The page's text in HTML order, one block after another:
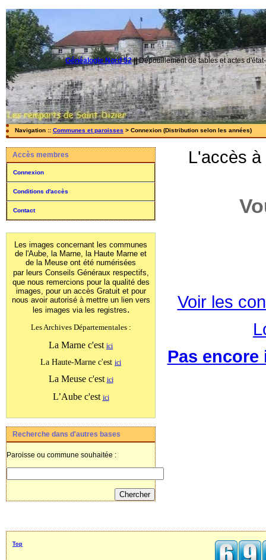
Généalogie Nord 52||Dépouillement de tables et actes
Navigation :: Communes et paroisses > Connexion (Distribution selon les années)
Accès membres
Connexion
Conditions d'accès
Contact
Les images concernant les communes
de l'Aube, la Marne, la Haute Marne et
de la Meuse ont été numérisées
par leurs Conseils Généraux respectifs,
que nous remercions pour la qualité des
images, pour un accès Gratuit et pour
nous avoir autorisé à mettre un lien vers
les images via les registres.
Les Archives Départementales :
La Marne c'est ici
La Haute-Marne c'est ici
La Meuse c'est ici
L’Aube c'est ici
Recherche dans d'autres bases
Paroisse ou commune souhaitée :
L'accès
Voir les
Pas
Top